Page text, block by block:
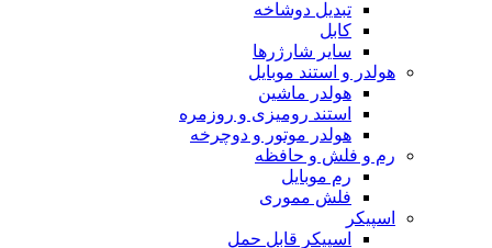
تبدیل دوشاخه
کابل
سایر شارژرها
هولدر و استند موبایل
هولدر ماشین
استند رومیزی و روزمره
هولدر موتور و دوچرخه
رم و فلش و حافظه
رم موبایل
فلش مموری
اسپیکر
اسپیکر قابل حمل